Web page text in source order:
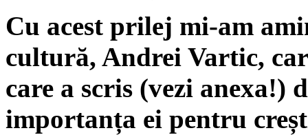
Cu acest prilej mi-am
cultură, Andrei Vartic,
care a scris (vezi anexa!)
importanța ei pentru